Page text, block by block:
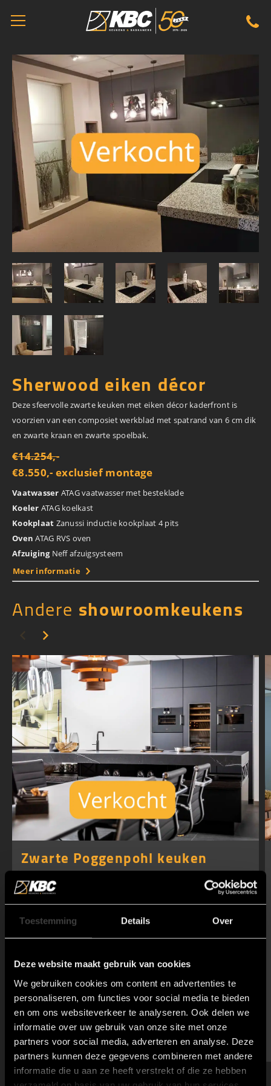
Toestemming Details Over
Deze website maakt gebruik van cookies
We gebruiken cookies om content en advertenties te
personaliseren, om functies voor social media te bieden
en om ons websiteverkeer te analyseren. Ook delen we
informatie over uw gebruik van onze site met onze
partners voor social media, adverteren en analyse. Deze
partners kunnen deze gegevens combineren met andere
informatie die u aan ze heeft verstrekt of die ze hebben
Sherwood eiken décor
Deze sfeervolle zwarte keuken met eiken décor kaderfront is
voorzien van een composiet werkblad met spatrand van 6 cm dik
en zwarte kraan en zwarte spoelbak.
€14.254,-
€8.550,- exclusief montage
Vaatwasser ATAG vaatwasser met besteklade
Koeler ATAG koelkast
Kookplaat Zanussi inductie kookplaat 4 pits
Oven ATAG RVS oven
AfzuigingNeff afzuigsysteem
Meer informatie
Andere showroomkeukens
Zwarte Poggenpohl keuken
Ervaar de ultieme combinatie van verfijnd design,
functionaliteit en topkwaliteit met deze exclusieve
elegantie uit dankzij het greeploze, matzwarte front met
subtiele details en een robuust werkblad.
€43.885,-
Bekijk